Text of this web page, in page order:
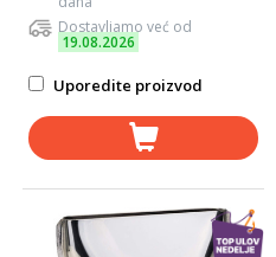
Dostavljamo već od
19.08.2026
Uporedite proizvod